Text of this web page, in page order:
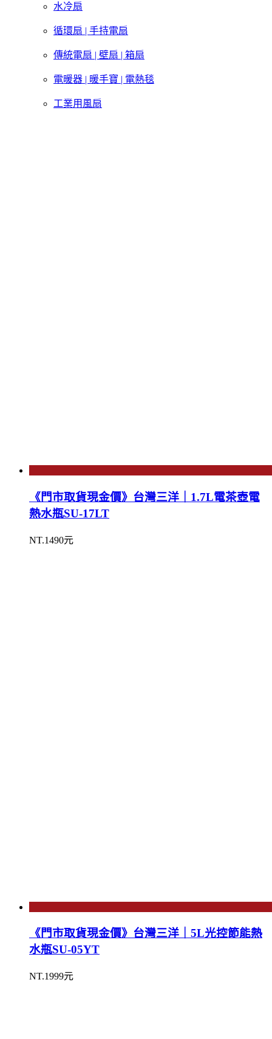
水冷扇
循環扇 | 手持電扇
傳統電扇 | 壁扇 | 箱扇
電暖器 | 暖手寶 | 電熱毯
工業用風扇
《門市取貨現金價》台灣三洋｜1.7L電茶壺電
熱水瓶SU-17LT
NT.1490元
《門市取貨現金價》台灣三洋｜5L光控節能熱
水瓶SU-05YT
NT.1999元